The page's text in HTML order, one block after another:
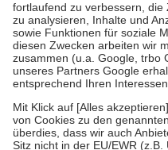
Diese Regeln gelten
Bei Heilmitteln und häuslicher
Zuzahlung zehn Prozent der
Verordnung.
Um das Engagement der
stärken und die besondere
fallenkeine Zuzahlungenan bei:
• Kindern und Jugendlichen
mit Ausnahme der Fahrkosten